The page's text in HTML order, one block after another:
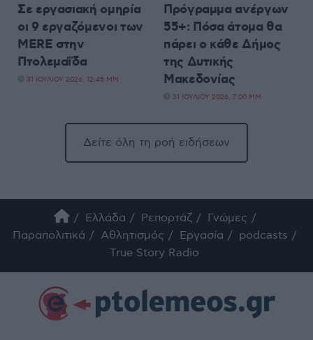
Σε εργασιακή ομηρία
οι 9 εργαζόμενοι των
MERE στην
Πτολεμαΐδα
31 ΙΟΥΛΊΟΥ 2026, 12:45 ΜΜ
Πρόγραμμα ανέργων
55+: Πόσα άτομα θα
πάρει ο κάθε Δήμος
της Δυτικής
Μακεδονίας
31 ΙΟΥΛΊΟΥ 2026, 7:00 ΜΜ
Δείτε όλη τη ροή ειδήσεων
Ελλάδα Ρεπορτάζ
Γνώμες
Παραπολιτικά
Αθλητισμός Εργασία
podcasts
True Story Radio